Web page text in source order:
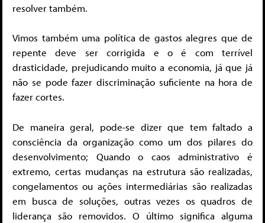
resolver também.
Vimos também uma política de gastos alegres que de
repente deve ser corrigida e o é com terrível
drasticidade, prejudicando muito a economia, já que já
não se pode fazer discriminação suficiente na hora de
fazer cortes.
De maneira geral, pode-se dizer que tem faltado a
consciência da organização como um dos pilares do
desenvolvimento; Quando o caos administrativo é
extremo, certas mudanças na estrutura são realizadas,
congelamentos ou ações intermediárias são realizadas
em busca de soluções, outras vezes os quadros de
liderança são removidos. O último significa alguma